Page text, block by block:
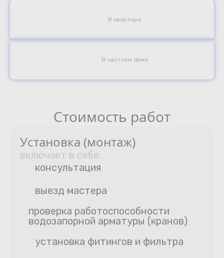
В квартире
В частном доме
Стоимость работ
Установка (монтаж)
включает в себя:
консультация
выезд мастера
проверка работоспособности
водозапорной арматуры (кранов)
установка фитингов и фильтра